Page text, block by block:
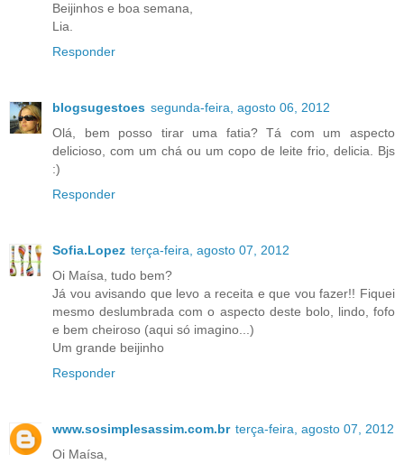
Beijinhos e boa semana,
Lia.
Responder
blogsugestoes segunda-feira, agosto 06, 2012
Olá, bem posso tirar uma fatia? Tá com um aspecto
delicioso, com um chá ou um copo de leite frio, delicia. Bjs
:)
Responder
Sofia.Lopez terça-feira, agosto 07, 2012
Oi Maísa, tudo bem?
Já vou avisando que levo a receita e que vou fazer!! Fiquei
mesmo deslumbrada com o aspecto deste bolo, lindo, fofo
e bem cheiroso (aqui só imagino...)
Um grande beijinho
Responder
www.sosimplesassim.com.br terça-feira, agosto 07, 2012
Oi Maísa,